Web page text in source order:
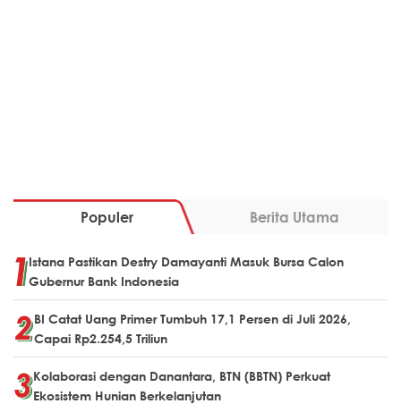
Populer Berita Utama
Istana Pastikan Destry Damayanti Masuk Bursa Calon
Gubernur Bank Indonesia
BI Catat Uang Primer Tumbuh 17,1 Persen di Juli 2026,
Capai Rp2.254,5 Triliun
Kolaborasi dengan Danantara, BTN (BBTN) Perkuat
Ekosistem Hunian Berkelanjutan